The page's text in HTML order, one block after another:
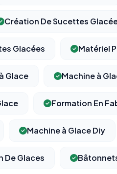
Création De Sucettes
Glacées Matériel
Glace Machine à
Formation En
Machine à Glace Diy
De Glaces
Nécessaires au fonctionnement du site :
Cookies analytiques
anonymisées via Google Analytics.